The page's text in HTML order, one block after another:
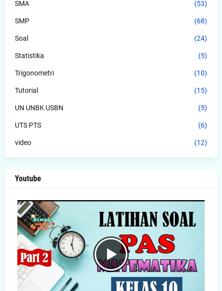
SMA (53)
SMP (68)
Soal (24)
Statistika (5)
Trigonometri (10)
Tutorial (15)
UN UNBK USBN (5)
UTS PTS (6)
video (12)
Youtube